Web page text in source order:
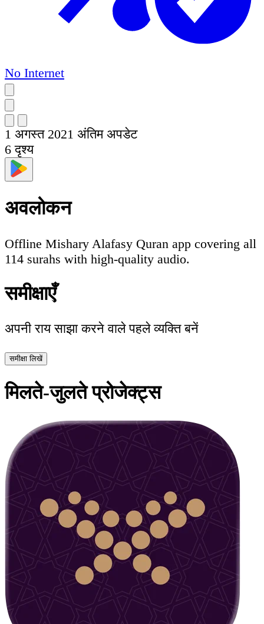
No Internet
1 अगस्त 2021 अंतिम अपडेट
6 दृश्य
अवलोकन
Offline Mishary Alafasy Quran app covering all
114 surahs with high-quality audio.
समीक्षाएँ
अपनी राय साझा करने वाले पहले व्यक्ति बनें
समीक्षा लिखें
मिलते-जुलते प्रोजेक्ट्स